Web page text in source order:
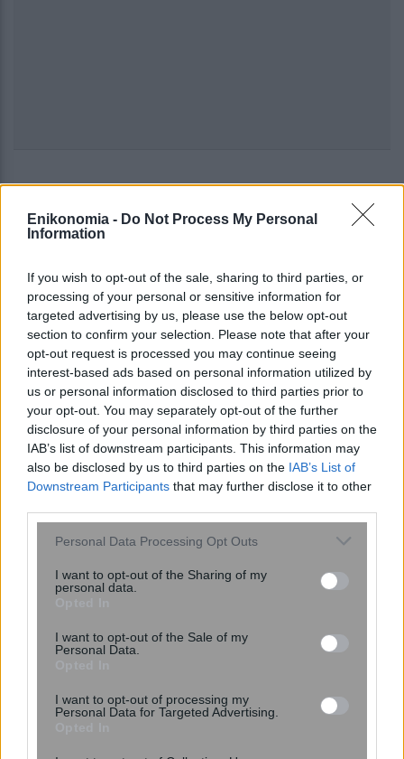
Enikonomia - Do Not Process My Personal
Information
If you wish to opt-out of the sale, sharing to third parties, or
processing of your personal or sensitive information for
targeted advertising by us, please use the below opt-out
section to confirm your selection. Please note that after your
opt-out request is processed you may continue seeing
interest-based ads based on personal information utilized by
us or personal information disclosed to third parties prior to
your opt-out. You may separately opt-out of the further
disclosure of your personal information by third parties on the
IAB’s list of downstream participants. This information may
also be disclosed by us to third parties on the IAB’s List of
Downstream Participants that may further disclose it to other
Please note that this website/app uses one or more Google
not limited to your visit or usage behaviour. You may click to
grant or deny consent to Google and its third-party tags to
consent section.
Personal Data Processing Opt Outs
I want to opt-out of the Sharing of my
personal data.
I want to opt-out of the Sale of my
Personal Data.
I want to opt-out of processing my
Personal Data for Targeted Advertising.
Πυρά Καραμανλή – Κεφαλογιάννη κατά
συνδικαλιστών του Μετρό – ΒΙΝΤΕΟ
, 6 Ιουλίου 2018 || Επικαιρότητα